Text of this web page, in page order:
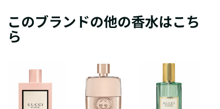
このブランドの他の香水はこち
ら